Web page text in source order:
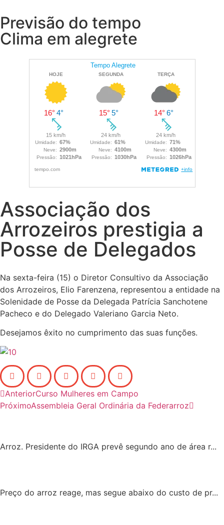
Previsão do tempo
Clima em alegrete
Associação dos
Arrozeiros prestigia a
Posse de Delegados
Na sexta-feira (15) o Diretor Consultivo da Associação
dos Arrozeiros, Elio Farenzena, representou a entidade na
Solenidade de Posse da Delegada Patrícia Sanchotene
Pacheco e do Delegado Valeriano Garcia Neto.
Desejamos êxito no cumprimento das suas funções.
AnteriorCurso Mulheres em Campo
PróximoAssembleia Geral Ordinária da Federarroz
Arroz. Presidente do IRGA prevê segundo ano de área r...
Preço do arroz reage, mas segue abaixo do custo de pr...